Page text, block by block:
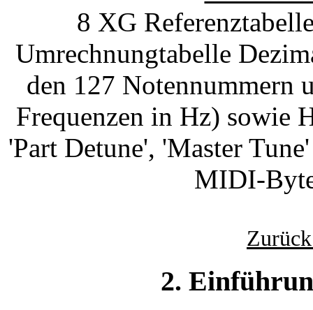
8 XG
Umrechnungtabelle
den 127 Notennummern
Frequenzen in Hz) sowie
'Part Detune', 'Master
MIDI-
2.